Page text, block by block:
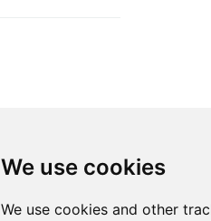
We use cookies
We use cookies and other